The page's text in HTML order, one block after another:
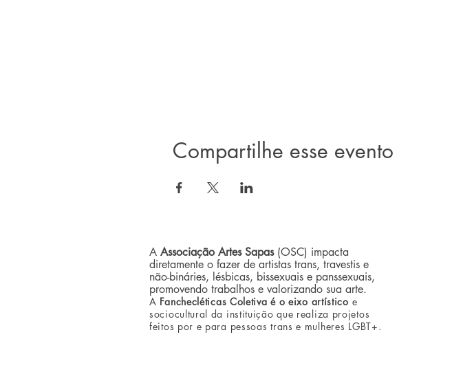
Compartilhe esse evento
A Associação Artes Sapas(OSC) impacta
diretamente o fazer de artistas trans, travestis e
não-bináries, lésbicas, bissexuais e panssexuais,
promovendo trabalhos e valorizando sua arte.
A Fanchecléticas Coletiva é o eixo artístico e
sociocultural da instituição que realiza projetos
feitos por e para pessoas trans e mulheres LGBT+.